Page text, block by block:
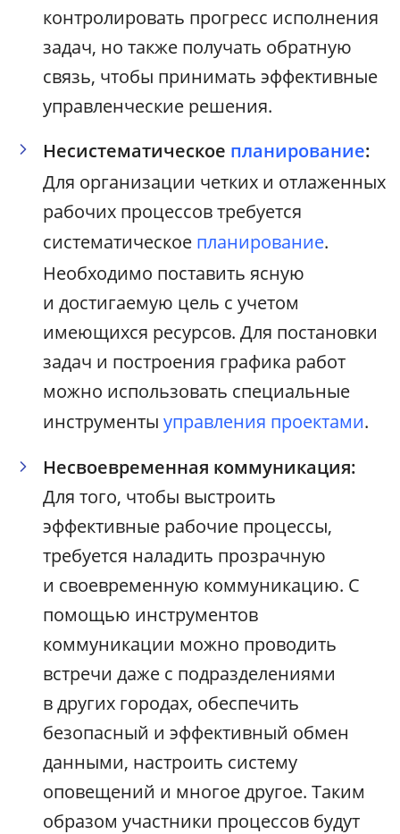
контролировать прогресс исполнения
задач, но также получать обратную
связь, чтобы принимать эффективные
управленческие решения.
Несистематическое планирование:
Для организации четких и отлаженных
рабочих процессов требуется
систематическое планирование.
Необходимо поставить ясную
и достигаемую цель с учетом
имеющихся ресурсов. Для постановки
задач и построения графика работ
можно использовать специальные
инструменты управления проектами.
Несвоевременная коммуникация:
Для того, чтобы выстроить
эффективные рабочие процессы,
требуется наладить прозрачную
и своевременную коммуникацию. С
помощью инструментов
коммуникации можно проводить
встречи даже с подразделениями
в других городах, обеспечить
безопасный и эффективный обмен
данными, настроить систему
оповещений и многое другое. Таким
образом участники процессов будут